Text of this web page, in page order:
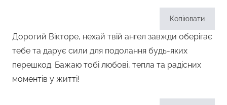
Копіювати
Дорогий Вікторе, нехай твій ангел завжди оберігає
тебе та дарує сили для подолання будь-яких
перешкод. Бажаю тобі любові, тепла та радісних
моментів у житті!